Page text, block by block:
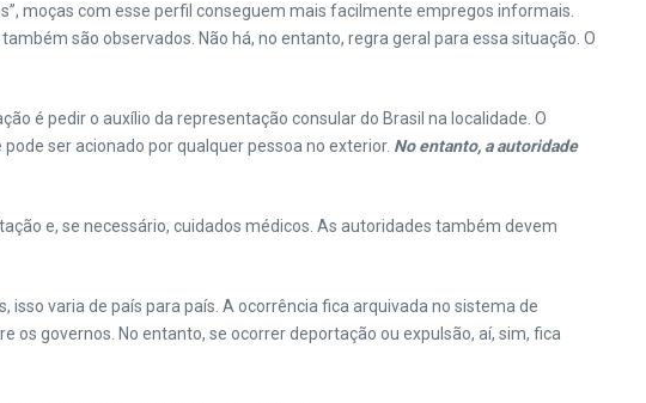
moças com esse perfil conseguem mais facilmente empregos informais.
são observados. Não há, no entanto, regra geral para essa situação. O
é pedir o auxílio da representação consular do Brasil na localidade. O
ser acionado por qualquer pessoa no exterior. No entanto, a autoridade
e, se necessário, cuidados médicos. As autoridades também devem
varia de país para país. A ocorrência fica arquivada no sistema de
governos. No entanto, se ocorrer deportação ou expulsão, aí, sim, fica